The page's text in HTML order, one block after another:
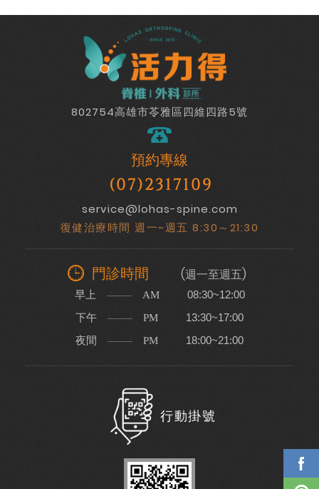
802754高雄市苓雅區四維四路5號
預約專線
(07)2317109
service@lohas-spine.com
復健治療時間 週一~週五 8:30～21:30
門診時間 (週一至週五)
早上 AM 08:30~12:00
下午 PM 13:30~17:00
夜間 PM 18:00~21:00
行動掛號